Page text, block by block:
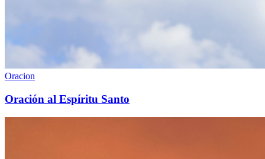
Oracion
Oración al Espíritu Santo